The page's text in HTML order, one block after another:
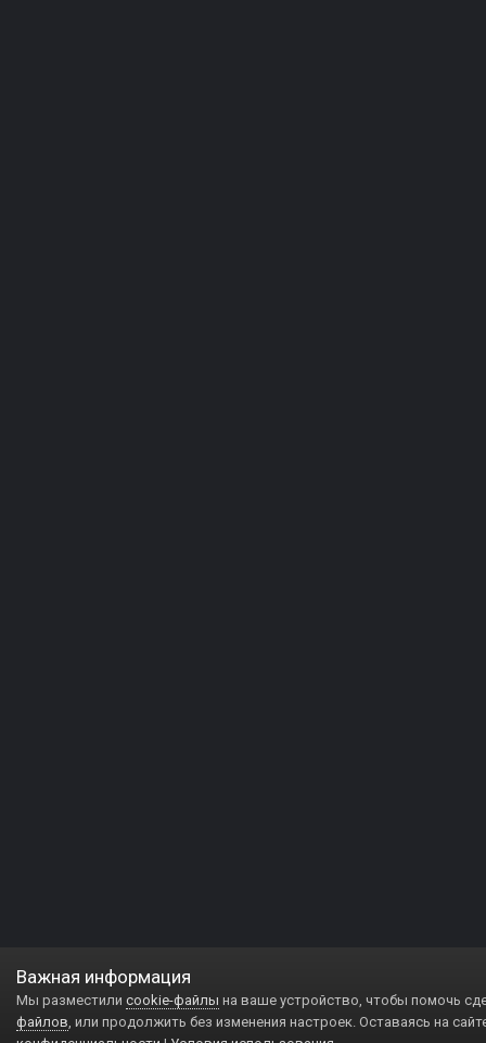
Важная информация
Мы разместили cookie-файлы на ваше устройство, чтобы помочь
файлов, или продолжить без изменения настроек. Оставаясь на